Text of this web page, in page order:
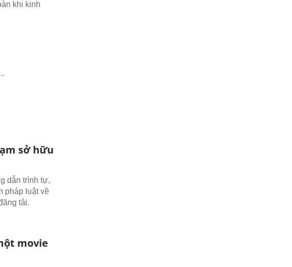
khi kinh
sở hữu
dẫn trình tự,
pháp luật về
tải.
movie